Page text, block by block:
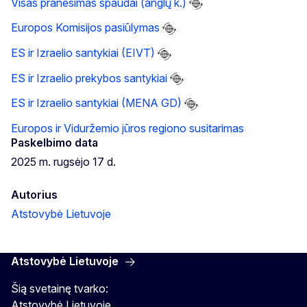
Europos Komisijos pasiūlymas
ES ir Izraelio santykiai (EIVT)
ES ir Izraelio prekybos santykiai
ES ir Izraelio santykiai (MENA GD)
Europos ir Viduržemio jūros regiono susitarimas
Paskelbimo data
2025 m. rugsėjo 17 d.
Autorius
Atstovybė Lietuvoje
Atstovybė Lietuvoje
Šią svetainę tvarko: